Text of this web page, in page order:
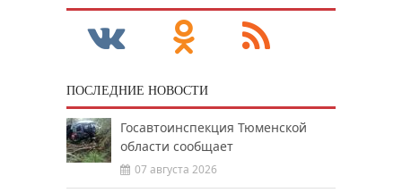
ПОСЛЕДНИЕ НОВОСТИ
Госавтоинспекция Тюменской
области сообщает
07 августа 2026